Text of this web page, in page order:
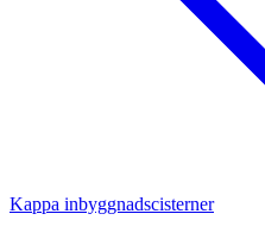
Kappa inbyggnadscisterner